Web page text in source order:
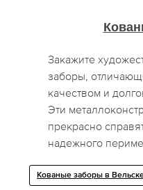
Закажите
заборы,
качеством и
Эти
прекрасно
надежного
Кованые заборы в